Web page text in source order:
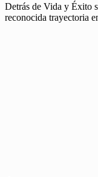
Detrás de Vida y Éxito
reconocida trayectoria